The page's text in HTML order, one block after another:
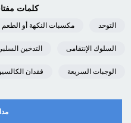
كلمات
التوحد مكسبات النكهة أو الطعم
السلوك الإنتقامى التدخين
الوجبات السريعة فقدان